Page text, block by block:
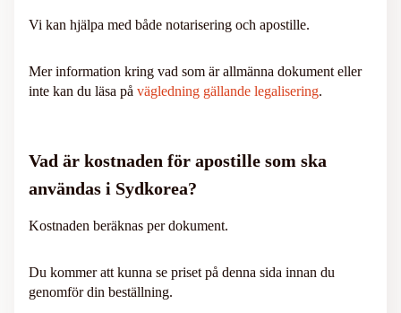
Vi kan hjälpa med både notarisering och apostille.
Mer information kring vad som är allmänna dokument eller
inte kan du läsa på vägledning gällande legalisering.
Vad är kostnaden för apostille som ska
användas i Sydkorea?
Kostnaden beräknas per dokument.
Du kommer att kunna se priset på denna sida innan du
genomför din beställning.